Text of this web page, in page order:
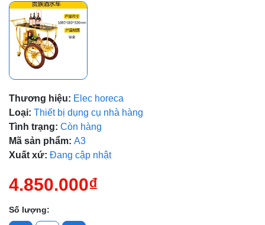
Thương hiệu: Elec horeca
Loại: Thiết bị dụng cụ nhà hàng
Tình trạng: Còn hàng
Mã sản phẩm: A3
Xuất xứ: Đang cập nhật
4.850.000₫
Số lượng:
Ngày hết hạn: